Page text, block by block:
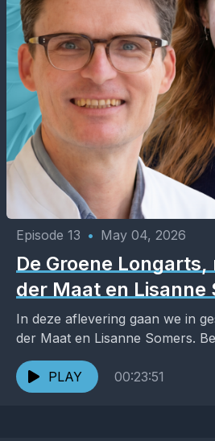
Episode 13 • May 04, 2026
De Groene Longarts,
der Maat en Lisanne
In deze aflevering gaan we in
der Maat en Lisanne Somers.
binnen de NVALT-werkgroep en
PLAY
00:23:51